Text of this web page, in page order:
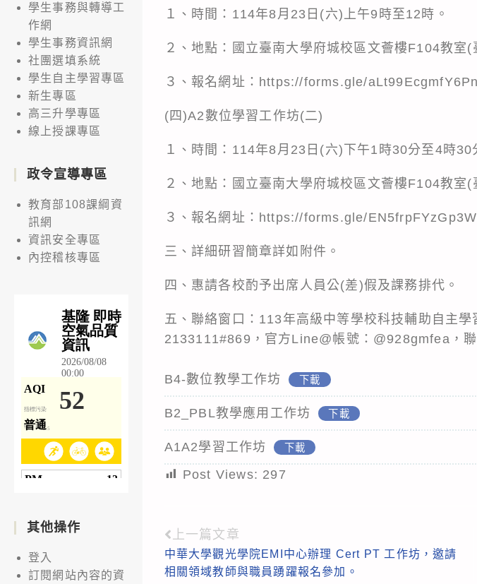
１、時間：114年8月23日(六)上午9時至12時。
２、地點：國立臺南大學府城校區文薈樓F104教室
３、報名網址： https://forms.gle/
(四)A2數位學習工作坊(二)
１、時間：114年8月23日(六)下午1時30分至4時30
２、地點：國立臺南大學府城校區文薈樓F104教室
３、報名網址：https://forms.gle/
三、詳細研習簡章詳如附件。
四、惠請各校酌予出席人員公(差)假及課務排代。
五、聯絡窗口：113年高級中等學校科技輔助自主
2133111#869，官方Line@帳號：@928gmfea，
B4-數位教學工作坊 下載
B2_PBL教學應用工作坊 下載
A1A2學習工作坊 下載
Post Views: 297
Read
more
上一篇文章
中華大學觀光學院EMI中心辦理 Cert PT 工作坊，邀請
相關領域教師與職員踴躍報名參加。
學生事務與轉導工
作網
學生事務資訊網
社團選填系統
學生自主學習專區
新生專區
高三升學專區
線上授課專區
政令宣導專區
教育部108課綱資
訊網
資訊安全專區
內控稽核專區
其他操作
登入
訂閱網站內容的資